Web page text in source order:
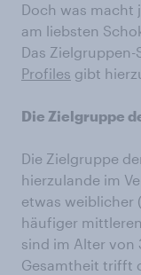
Doch was macht
am liebsten
Das
Profiles gibt
Die Zielgruppe
Die Zielgruppe
hierzulande im
etwas weiblicher
häufiger
sind im Alter von
Gesamtheit trifft